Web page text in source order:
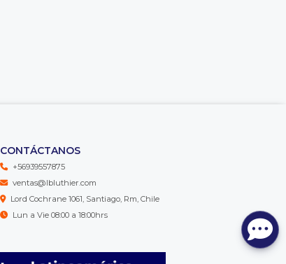
CONTÁCTANOS
+56939557875
ventas@lbluthier.com
Lord Cochrane 1061, Santiago, Rm, Chile
Lun a Vie 08:00 a 18:00hrs